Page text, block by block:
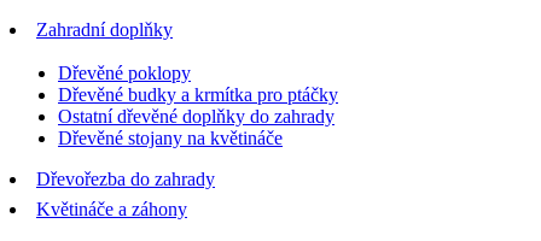
Zahradní doplňky
Dřevěné poklopy
Dřevěné budky a krmítka pro ptáčky
Ostatní dřevěné doplňky do zahrady
Dřevěné stojany na květináče
Dřevořezba do zahrady
Květináče a záhony